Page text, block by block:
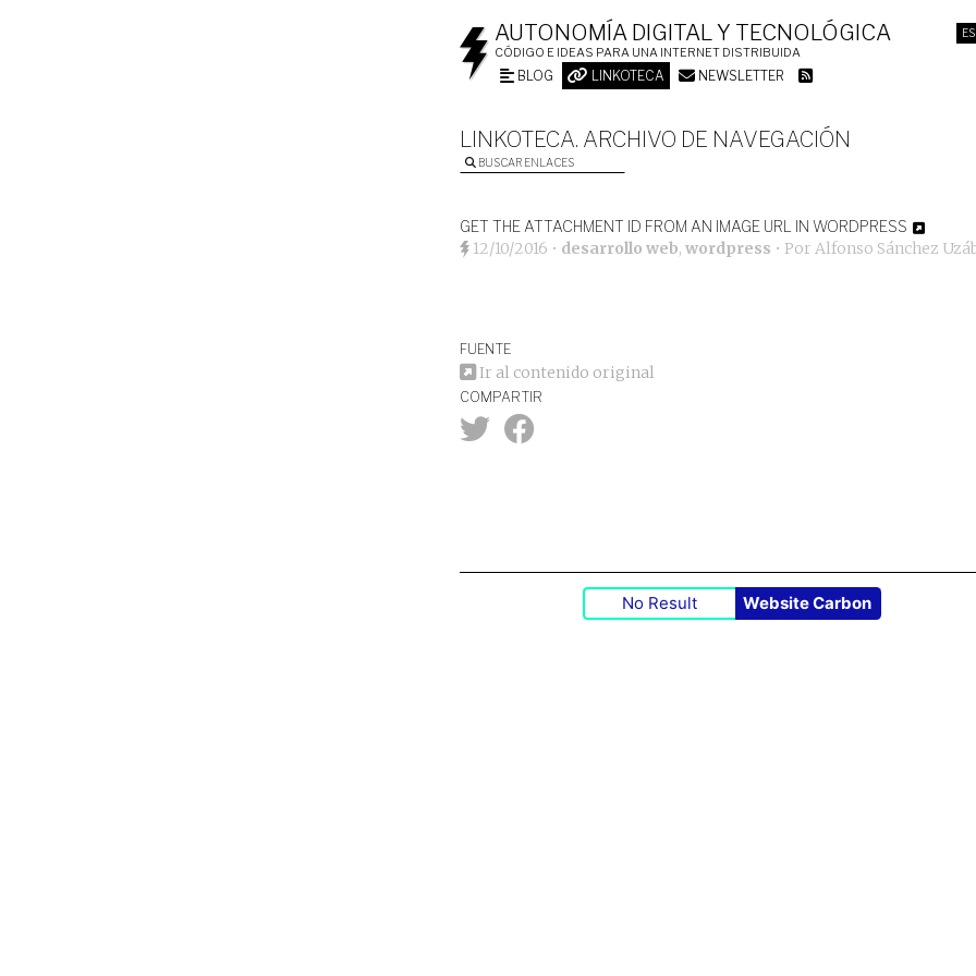
ES
AUTONOMÍA DIGITAL Y TECNOLÓGICA
CÓDIGO E IDEAS PARA UNA INTERNET DISTRIBUIDA
BLOG LINKOTECA NEWSLETTER
LINKOTECA. ARCHIVO DE NAVEGACIÓN
BUSCAR ENLACES
GET THE ATTACHMENT ID FROM AN IMAGE URL IN WORDPRESS
12/10/2016 • desarrollo web, wordpress • Por Alfonso Sánchez
FUENTE
Ir al contenido original
COMPARTIR
No Result Website Carbon